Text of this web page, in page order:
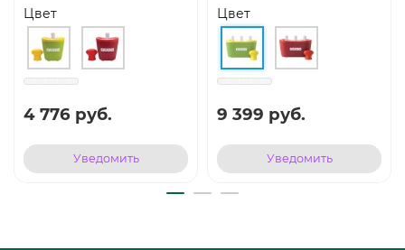
Цвет
4 776 руб.
Уведомить
Цвет
9 399 руб.
Уведомить